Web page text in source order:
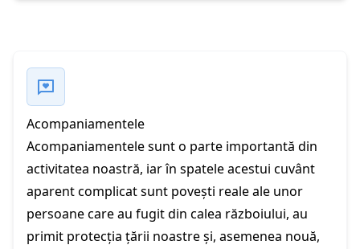
Acompaniamentele
Acompaniamentele sunt o parte importantă din
activitatea noastră, iar în spatele acestui cuvânt
aparent complicat sunt povești reale ale unor
persoane care au fugit din calea războiului, au
primit protecția țării noastre și, asemenea nouă,